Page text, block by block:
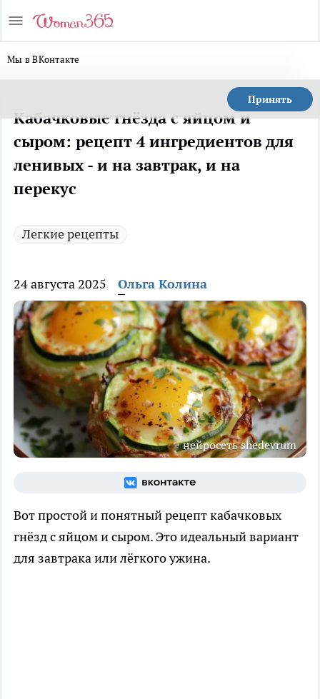
Мы в ВКонтакте
Принять
Кабачковые гнёзда с яйцом и
сыром: рецепт 4 ингредиентов для
ленивых - и на завтрак, и на
перекус
Легкие рецепты
24 августа 2025 Ольга Колина
нейросеть shedevrum
Вот простой и понятный рецепт кабачковых
гнёзд с яйцом и сыром. Это идеальный вариант
для завтрака или лёгкого ужина.